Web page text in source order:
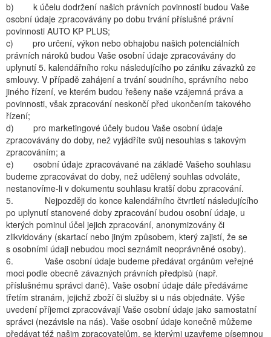
b) k účelu dodržení našich právních povinností budou Vaše
osobní údaje zpracovávány po dobu trvání příslušné právní
povinnosti AUTO KP PLUS;
c) pro určení, výkon nebo obhajobu našich potenciálních
právních nároků budou Vaše osobní údaje zpracovávány do
uplynutí 5. kalendářního roku následujícího po zániku závazků ze
smlouvy. V případě zahájení a trvání soudního, správního nebo
jiného řízení, ve kterém budou řešeny naše vzájemná práva a
povinnosti, však zpracování neskončí před ukončením takového
řízení;
d) pro marketingové účely budou Vaše osobní údaje
zpracovávány do doby, než vyjádříte svůj nesouhlas s takovým
zpracováním; a
e) osobní údaje zpracovávané na základě Vašeho souhlasu
budeme zpracovávat do doby, než udělený souhlas odvoláte,
nestanovíme-li v dokumentu souhlasu kratší dobu zpracování.
5. Nejpozději do konce kalendářního čtvrtletí následujícího
po uplynutí stanovené doby zpracování budou osobní údaje, u
kterých pominul účel jejich zpracování, anonymizovány či
zlikvidovány (skartací nebo jiným způsobem, který zajistí, že se
s osobními údaji nebudou moci seznámit neoprávněné osoby).
6. Vaše osobní údaje budeme předávat orgánům veřejné
moci podle obecně závazných právních předpisů (např.
příslušnému správci daně). Vaše osobní údaje dále předáváme
třetím stranám, jejichž zboží či služby si u nás objednáte. Výše
uvedení příjemci zpracovávají Vaše osobní údaje jako samostatní
správci (nezávisle na nás). Vaše osobní údaje konečně můžeme
předávat též našim zpracovatelům, se kterými uzavřeme písemnou